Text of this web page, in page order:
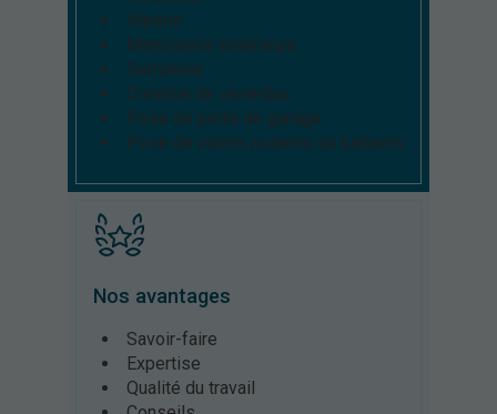
Vitrerie
Menuiserie extérieure
Serrurerie
Création de vérandas
Pose de porte de garage
Pose de volets roulants ou battants
Nos avantages
Savoir-faire
Expertise
Qualité du travail